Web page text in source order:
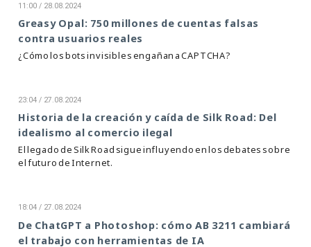
11:00 / 28.08.2024
Greasy Opal: 750 millones de cuentas falsas
contra usuarios reales
¿Cómo los bots invisibles engañan a CAPTCHA?
23:04 / 27.08.2024
Historia de la creación y caída de Silk Road: Del
idealismo al comercio ilegal
El legado de Silk Road sigue influyendo en los debates sobre
el futuro de Internet.
18:04 / 27.08.2024
De ChatGPT a Photoshop: cómo AB 3211 cambiará
el trabajo con herramientas de IA